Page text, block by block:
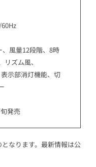
量12段階、8時
ズム風、
灯機能、切
発売
なります。最新情報は公